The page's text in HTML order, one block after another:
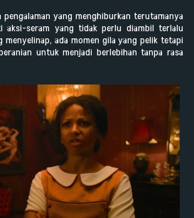
yang menghiburkan terutamanya
aksi-seram yang tidak perlu diambil terlalu
menyelinap, ada momen gila yang pelik tetapi
untuk menjadi berlebihan tanpa rasa